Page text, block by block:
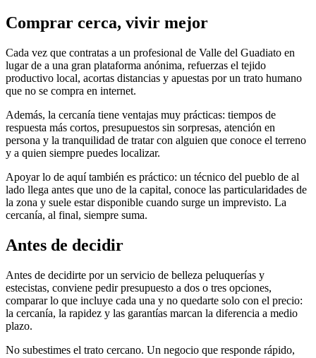
Comprar cerca, vivir mejor
Cada vez que contratas a un profesional de Valle del Guadiato en
lugar de a una gran plataforma anónima, refuerzas el tejido
productivo local, acortas distancias y apuestas por un trato humano
que no se compra en internet.
Además, la cercanía tiene ventajas muy prácticas: tiempos de
respuesta más cortos, presupuestos sin sorpresas, atención en
persona y la tranquilidad de tratar con alguien que conoce el terreno
y a quien siempre puedes localizar.
Apoyar lo de aquí también es práctico: un técnico del pueblo de al
lado llega antes que uno de la capital, conoce las particularidades de
la zona y suele estar disponible cuando surge un imprevisto. La
cercanía, al final, siempre suma.
Antes de decidir
Antes de decidirte por un servicio de belleza peluquerías y
estecistas, conviene pedir presupuesto a dos o tres opciones,
comparar lo que incluye cada una y no quedarte solo con el precio:
la cercanía, la rapidez y las garantías marcan la diferencia a medio
plazo.
No subestimes el trato cercano. Un negocio que responde rápido,